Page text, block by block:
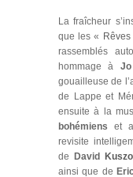
La fraîcheur
que les «
rassemblés
hommage à
gouailleuse de
de Lappe et
ensuite à la
bohémiens et
revisite
de David
ainsi que de